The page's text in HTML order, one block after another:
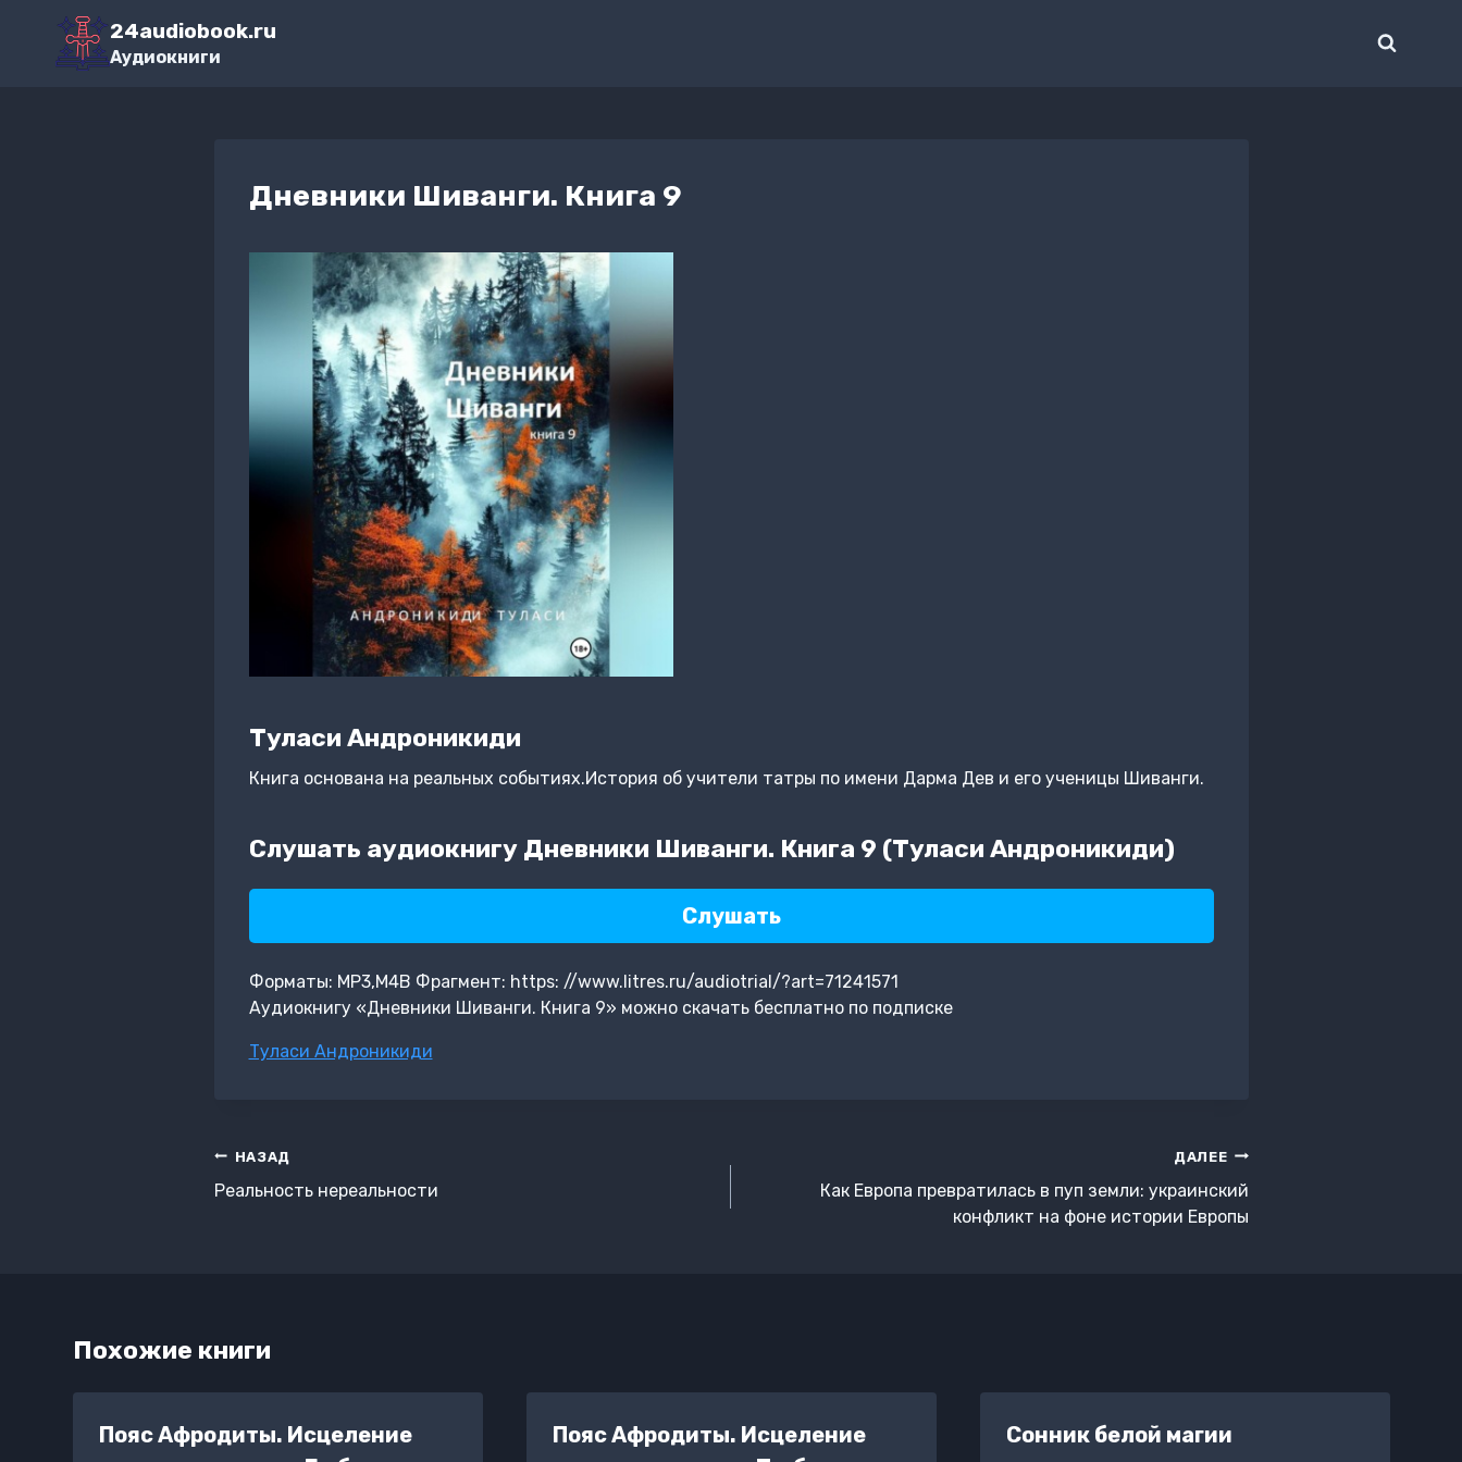
Перейти
содержимому
24audiobook.ru
Аудиокниги
Дневники Шиванги. Книга 9
Туласи Андроникиди
Книга основана на реальных событиях.История об учители татры по имени Дарма Дев и его ученицы Шиванги.
Слушать аудиокнигу Дневники Шиванги. Книга 9 (Туласи Андроникиди)
Слушать
Форматы: MP3,M4B Фрагмент: https: //www.litres.ru/audiotrial/?art=71241571
Аудиокнигу «Дневники Шиванги. Книга 9» можно скачать бесплатно по подписке
Метки
Туласи Андроникиди
Навигация
по
НАЗАД
Реальность нереальности
ДАЛЕЕ
Как Европа превратилась в пуп земли: украинский
конфликт на фоне истории Европы
Похожие книги
Пояс Афродиты. Исцеление
Пояс Афродиты. Исцеление
Сонник белой магии